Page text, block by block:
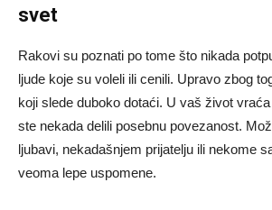
svet
Rakovi su poznati po tome što nikada
ljude koje su voleli ili cenili. Upravo zbog
koji slede duboko dotaći. U vaš život
ste nekada delili posebnu povezanost.
ljubavi, nekadašnjem prijatelju ili nekome
veoma lepe uspomene.